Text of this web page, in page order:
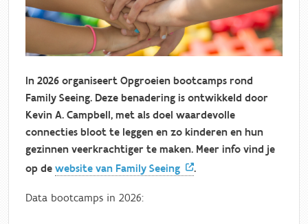
In 2026 organiseert Opgroeien bootcamps rond
Family Seeing. Deze benadering is ontwikkeld door
Kevin A. Campbell, met als doel waardevolle
connecties bloot te leggen en zo kinderen en hun
gezinnen veerkrachtiger te maken. Meer info vind je
op de website van Family Seeing .
Data bootcamps in 2026: